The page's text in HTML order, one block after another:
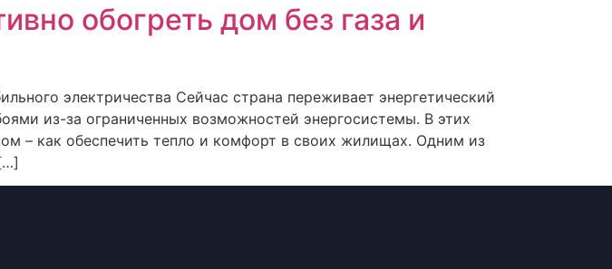
обогреть дом без газа и
электричества Сейчас страна переживает энергетический
из-за ограниченных возможностей энергосистемы. В этих
– как обеспечить тепло и комфорт в своих жилищах. Одним из